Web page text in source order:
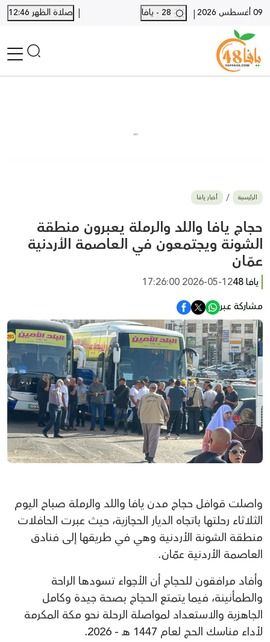
09 أغسطس 2026 |
| صلاة الظهر 12:46
بيع وشراء
أخبار القدس
وفيات
المزيد
الرئيسية أخبار يافا
حجاج يافا واللد والرملة يعبرون منطقة
الشونة ويجتمعون في العاصمة الأردنية
عمّان
يافا 48
2026-05-12 17:26:00
مشاركة عبر
واصلت قوافل حجاج مدن يافا واللد والرملة صباح اليوم
الثلاثاء رحلتها باتجاه الديار الحجازية، حيث عبرت الحافلات
منطقة الشونة الأردنية وهي في طريقها إلى فنادق
العاصمة الأردنية عمّان.
وأفاد مرافقون للحجاج أن الأجواء تسودها الراحة
والطمأنينة، فيما يتمتع الحجاج بصحة جيدة وكامل
الجاهزية والاستعداد لمواصلة الرحلة نحو مكة المكرمة
لأداء مناسك الحج لعام 1447 هـ - 2026.